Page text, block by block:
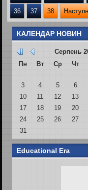
36 37 38
КАЛЕНДАР НОВИН
Серпень
Пн
Вт Ср Чт
3
4 5 6
10
11 12 13
17
18 19 20
24
25 26 27
31
Educational Era